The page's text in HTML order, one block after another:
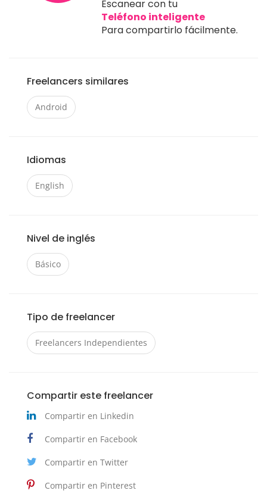
Escanear con tu
Teléfono inteligente
Para compartirlo fácilmente.
Freelancers similares
Android
Idiomas
English
Nivel de inglés
Básico
Tipo de freelancer
Freelancers Independientes
Compartir este freelancer
Compartir en Linkedin
Compartir en Facebook
Compartir en Twitter
Compartir en Pinterest